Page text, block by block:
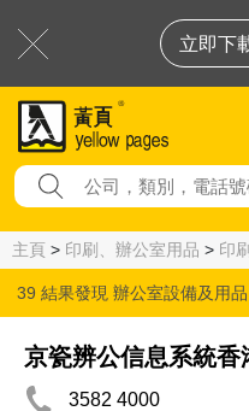
立即下
主頁 > 印刷、辦公室用品 > 印
39 結果發現 辦公室設備及用品
京瓷辨公信息系統香
3582 4000